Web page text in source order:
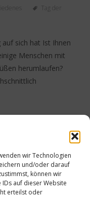
wir Technologien
und/oder darauf
können wir
auf dieser Website
erteilst oder
Tag der
sich hat Ist Ihnen
Menschen mit
herumlaufen?